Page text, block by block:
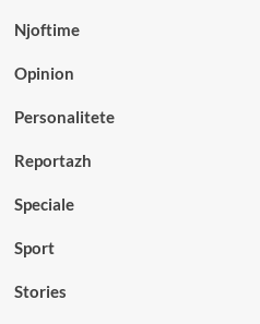
Njoftime
Opinion
Personalitete
Reportazh
Speciale
Sport
Stories